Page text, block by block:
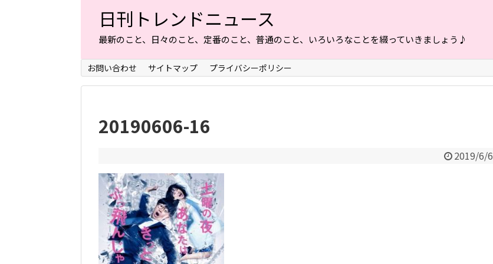
日刊トレンドニュース
最新のこと、日々のこと、定番のこと、普通のこと、いろいろなことを綴っていきましょう♪
お問い合わせ サイトマップ プライバシーポリシー
20190606-16
2019/6/6